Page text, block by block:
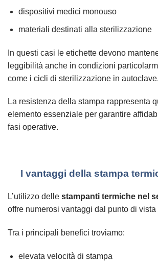
dispositivi medici monouso
materiali destinati alla sterilizzazione
In questi casi le etichette devono
leggibilità anche in condizioni
come i cicli di sterilizzazione in autoclave.
La resistenza della stampa rappresenta
elemento essenziale per garantire
fasi operative.
I vantaggi della stampa
L’utilizzo delle stampanti termiche nel
offre numerosi vantaggi dal punto di vista
Tra i principali benefici troviamo:
elevata velocità di stampa